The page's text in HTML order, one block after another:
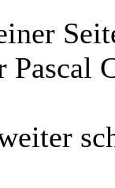
Pascal